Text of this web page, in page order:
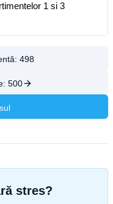
1 si 3
498
500
stres?